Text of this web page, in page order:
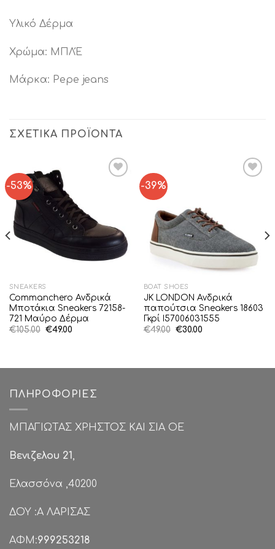
Υλικό Δέρμα
Χρώμα: ΜΠΛΈ
Μάρκα: Pepe jeans
ΣΧΕΤΙΚΆ ΠΡΟΪΌΝΤΑ
-53%
SNEAKERS
Commanchero Ανδρικά
Μποτάκια Sneakers 72158-
721 Μαύρο Δέρμα
€105.00 Original
€49.00Η
-39%
BOAT SHOES
JK LONDON Ανδρικά
παπούτσια Sneakers 18603
Γκρί I57006031555
€49.00 Original
€30.00Η
ΠΛΗΡΟΦΟΡΊΕΣ
ΜΠΑΓΙΩΤΑΣ ΧΡΗΣΤΟΣ ΚΑΙ ΣΙΑ ΟΕ
Βενιζελου 21,
Ελασσόνα ,40200
ΔΟΥ :Α ΛΑΡΙΣΑΣ
ΑΦΜ:999253218